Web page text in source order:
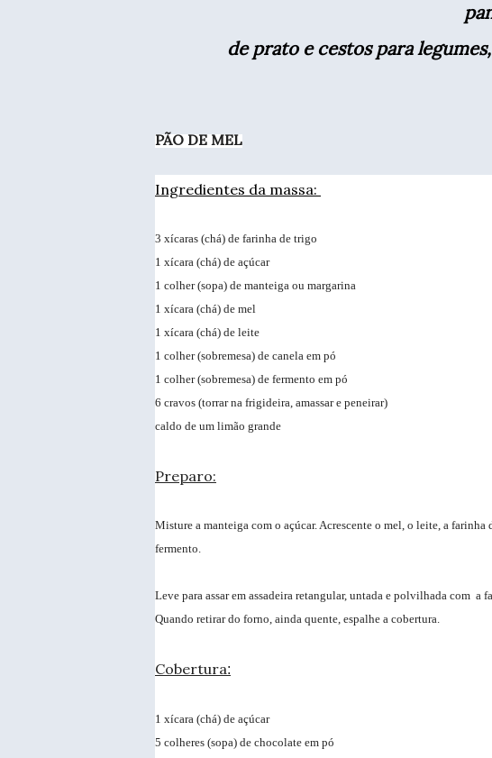
de prato e cestos para
PÃO DE MEL
Ingredientes da massa:
3 xícaras (chá) de farinha de trigo
1 xícara (chá) de açúcar
1 colher (sopa) de manteiga ou margarina
1 xícara (chá) de mel
1 xícara (chá) de leite
1 colher (sobremesa) de canela em pó
1 colher (sobremesa) de fermento em pó
6 cravos (torrar na frigideira, amassar e peneirar)
caldo de um limão grande
Preparo:
Misture a manteiga com o açúcar. Acrescente o mel, o leite, a
fermento.
Leve para assar em assadeira retangular, untada e polvilhada com
Quando retirar do forno, ainda quente, espalhe a cobertura.
Cobertura:
1 xícara (chá) de açúcar
5 colheres (sopa) de chocolate em pó